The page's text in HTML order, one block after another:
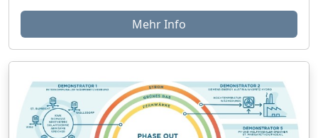
Mehr Info